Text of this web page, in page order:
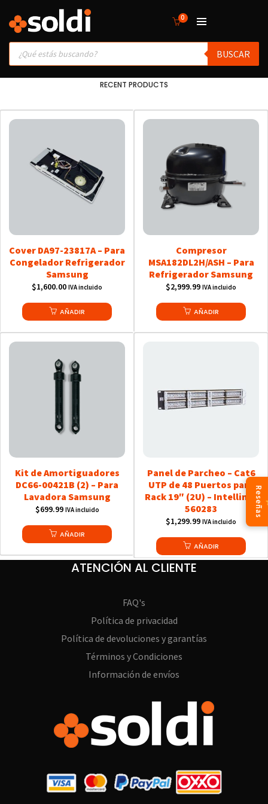
0
Products
search
BUSCAR
RECENT PRODUCTS
Cover DA97-23817A – Para
Congelador Refrigerador
Samsung
$1,600.00 IVA incluido
AÑADIR
Compresor
MSA182DL2H/ASH – Para
Refrigerador Samsung
$2,999.99 IVA incluido
AÑADIR
Kit de Amortiguadores
DC66-00421B (2) – Para
Lavadora Samsung
$699.99 IVA incluido
AÑADIR
Panel de Parcheo – Cat6
UTP de 48 Puertos para
Rack 19″ (2U) – Intellinet
560283
$1,299.99 IVA incluido
AÑADIR
ATENCIÓN AL CLIENTE
FAQ's
Política de privacidad
Política de devoluciones y garantías
Términos y Condiciones
Información de envíos
Reseñas